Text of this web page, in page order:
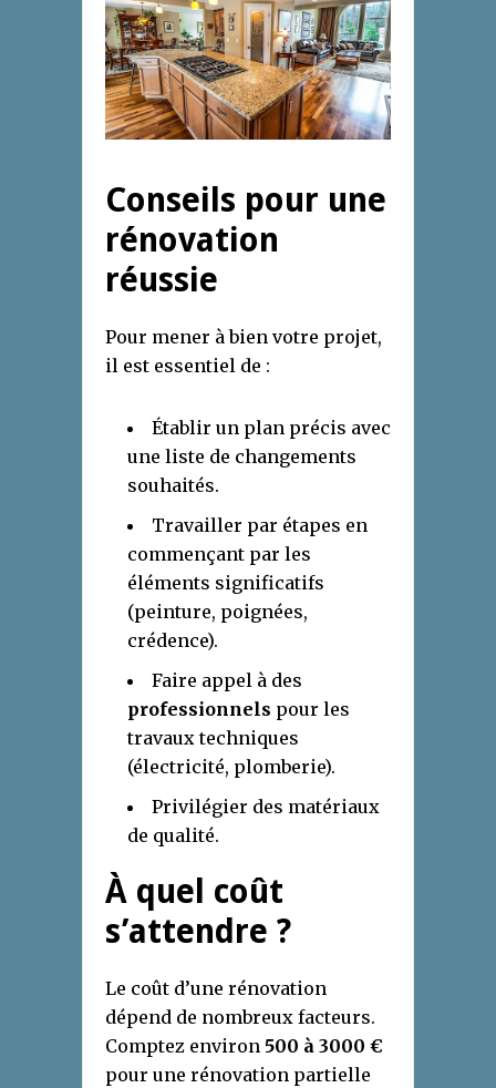
Conseils pour une
rénovation
réussie
Pour mener à bien votre projet,
il est essentiel de :
Établir un plan précis avec
une liste de changements
souhaités.
Travailler par étapes en
commençant par les
éléments significatifs
(peinture, poignées,
crédence).
Faire appel à des
professionnels pour les
travaux techniques
(électricité, plomberie).
Privilégier des matériaux
de qualité.
À quel coût
s’attendre ?
Le coût d’une rénovation
dépend de nombreux facteurs.
Comptez environ 500 à 3000 €
pour une rénovation partielle